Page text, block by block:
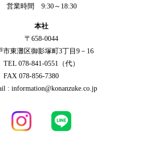
営業時間 9:30～18:30
本社
〒658-0044
市東灘区御影塚町3丁目9－16
TEL 078-841-0551（代）
FAX 078-856-7380
: information@konanzuke.co.jp